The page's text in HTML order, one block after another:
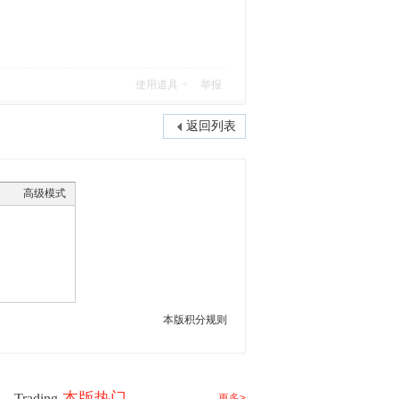
使用道具 举报
返回列表
高级模式
本版积分规则